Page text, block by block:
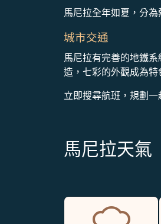
馬尼拉全年如夏，分
城市交通
馬尼拉有完善的地鐵
造，七彩的外觀成為
立即搜尋航班，規劃
馬尼拉天氣